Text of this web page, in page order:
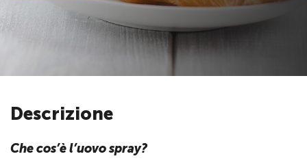
Descrizione
Che cos’è l’uovo spray?